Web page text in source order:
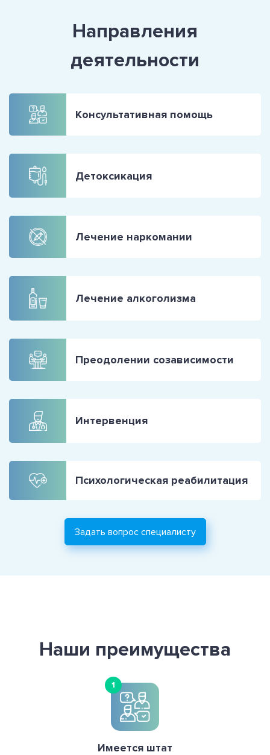
Направления
деятельности
Консультативная помощь
Детоксикация
Лечение наркомании
Лечение алкоголизма
Преодолении созависимости
Интервенция
Психологическая реабилитация
Задать вопрос специалисту
Наши преимущества
1
Имеется штат